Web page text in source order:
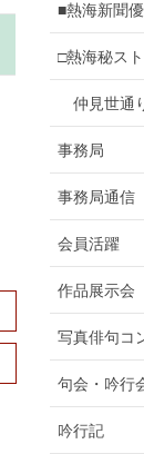
■熱海新聞
□熱海秘ス
仲見世通
事務局
事務局通信
会員活躍
作品展示会
写真俳句コ
句会・吟行
吟行記